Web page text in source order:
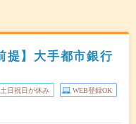
提】大手都市銀行
土日祝日が休み WEB登録OK